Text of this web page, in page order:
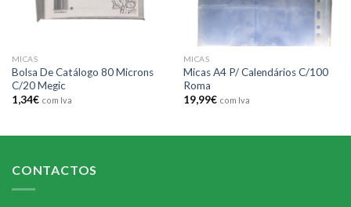
MICAS
Bolsa De Catálogo 80 Microns
C/20 Megic
1,34€ com Iva
MICAS
Micas A4 P/ Calendários C/100
Roma
19,99€ com Iva
CONTACTOS